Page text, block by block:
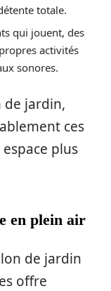
totale.
qui jouent, des
activités
sonores.
de jardin,
ces
plus
en plein air
de jardin
offre